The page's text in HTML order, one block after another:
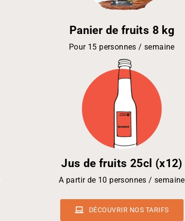
Panier de fruits 8 kg
Pour 15 personnes / semaine
Jus de fruits 25cl (x12)
A partir de 10 personnes / semaine
DÉCOUVRIR NOS TARIFS